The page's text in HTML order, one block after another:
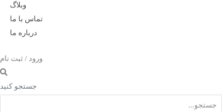
وبلاگ
تماس با ما
درباره ما
ورود / ثبت نام
جستجو کنید